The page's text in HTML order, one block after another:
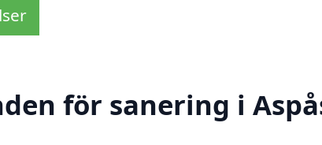
för sanering i